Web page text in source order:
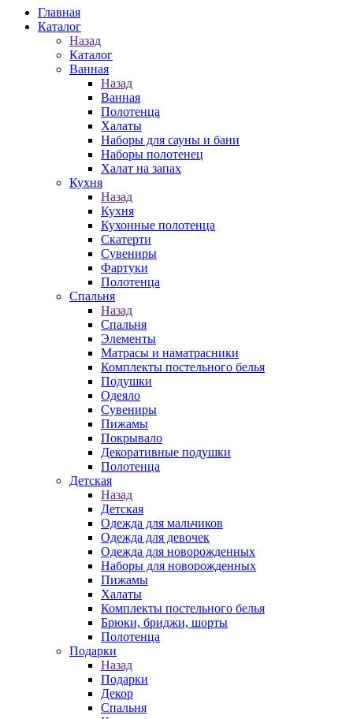
Главная
Каталог
Назад
Каталог
Ванная
Назад
Ванная
Полотенца
Халаты
Наборы для сауны и бани
Наборы полотенец
Халат на запах
Кухня
Назад
Кухня
Кухонные полотенца
Скатерти
Сувениры
Фартуки
Полотенца
Спальня
Назад
Спальня
Элементы
Матрасы и наматрасники
Комплекты постельного белья
Подушки
Одеяло
Сувениры
Пижамы
Покрывало
Декоративные подушки
Полотенца
Детская
Назад
Детская
Одежда для мальчиков
Одежда для девочек
Одежда для новорожденных
Наборы для новорожденных
Пижамы
Халаты
Комплекты постельного белья
Брюки, бриджи, шорты
Полотенца
Подарки
Назад
Подарки
Декор
Спальня